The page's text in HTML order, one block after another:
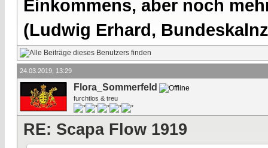
Einkommens, aber noch
(Ludwig Erhard,
24.03.2019, 13:29
Flora_Sommerfeld
furchtlos & treu
RE: Scapa Flow 1919